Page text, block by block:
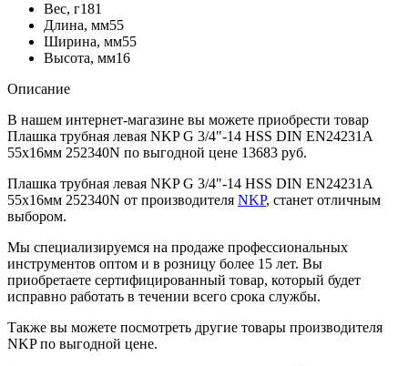
Вес, г181
Длина, мм55
Ширина, мм55
Высота, мм16
Описание
В нашем интернет-магазине вы можете приобрести товар
Плашка трубная левая NKP G 3/4"-14 HSS DIN EN24231A
55x16мм 252340N по выгодной цене 13683 руб.
Плашка трубная левая NKP G 3/4"-14 HSS DIN EN24231A
55x16мм 252340N от производителя NKP, станет отличным
выбором.
Мы специализируемся на продаже профессиональных
инструментов оптом и в розницу более 15 лет. Вы
приобретаете сертифицированный товар, который будет
исправно работать в течении всего срока службы.
Также вы можете посмотреть другие товары производителя
NKP по выгодной цене.